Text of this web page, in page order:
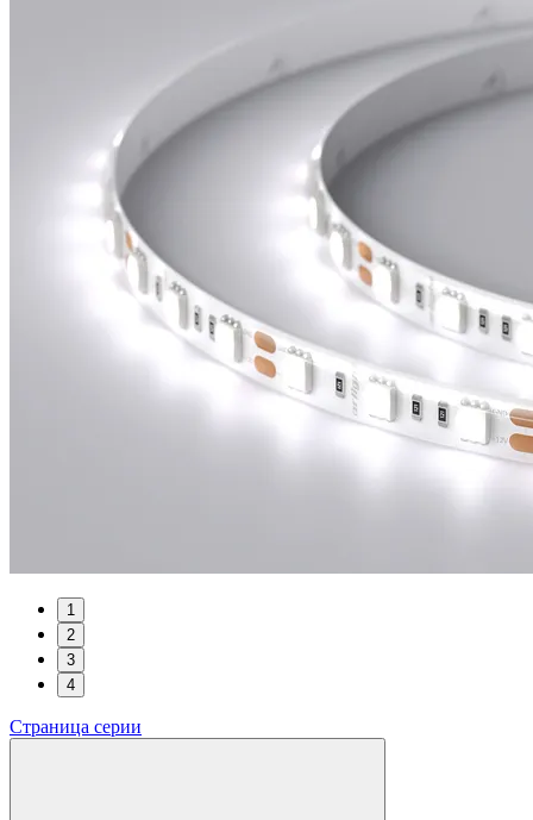
1
2
3
4
Страница серии